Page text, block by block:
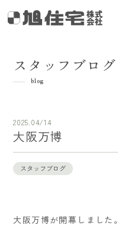
スタッフブログ
blog
2025.04/14
大阪万博
スタッフブログ
大阪万博が開幕しました。